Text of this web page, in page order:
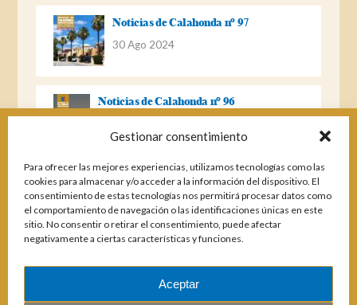
Gestionar consentimiento
Para ofrecer las mejores experiencias, utilizamos tecnologías como las
cookies para almacenar y/o acceder a la información del dispositivo. El
consentimiento de estas tecnologías nos permitirá procesar datos como
el comportamiento de navegación o las identificaciones únicas en este
sitio. No consentir o retirar el consentimiento, puede afectar
negativamente a ciertas características y funciones.
Aceptar
Noticias de Calahonda nº 97
30 Ago 2024
Noticias de Calahonda nº 96
Noticias de Calahonda Nº 95
04 Ene 2023